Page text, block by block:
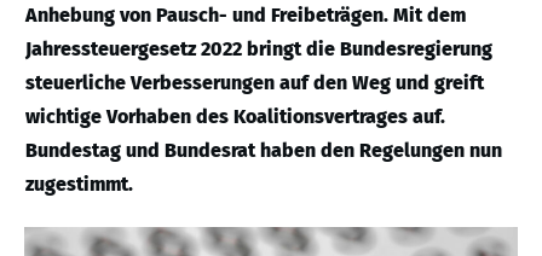
Anhebung von Pausch- und Freibeträgen. Mit dem
Jahressteuergesetz 2022 bringt die Bundesregierung
steuerliche Verbesserungen auf den Weg und greift
wichtige Vorhaben des Koalitionsvertrages auf.
Bundestag und Bundesrat haben den Regelungen nun
zugestimmt.